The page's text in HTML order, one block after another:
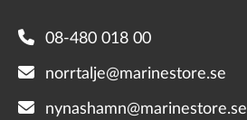
08-480 018 00
norrtalje@marinestore.se
nynashamn@marinestore.se